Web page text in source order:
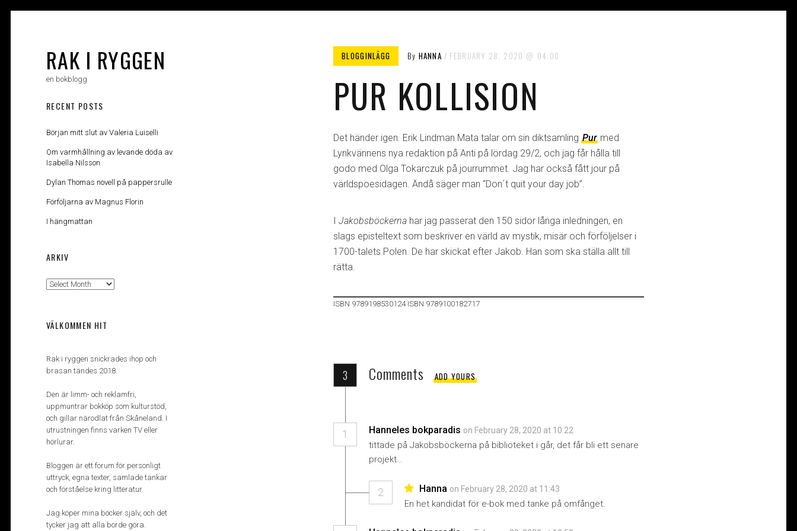
RAK I RYGGEN
en bokblogg
BLOGGINLÄGG By HANNA FEBRUARY 28, 2020 04:00
PUR KOLLISION
Det händer igen. Erik Lindman Mata talar om sin diktsamling Pur med
Lyrikvännens nya redaktion på Anti på lördag 29/2, och jag får hålla till
godo med Olga Tokarczuk på jourrummet. Jag har också fått jour på
världspoesidagen. Ändå säger man “Don´t quit your day job”.
I Jakobsböckerna har jag passerat den 150 sidor långa inledningen, en
slags episteltext som beskriver en värld av mystik, misär och förföljelser i
1700-talets Polen. De har skickat efter Jakob. Han som ska ställa allt till
rätta.
ISBN 9789198530124 ISBN 9789100182717
3 Comments ADD YOURS
1 Hanneles bokparadis on February 28, 2020 at 10:22
tittade på Jakobsböckerna på biblioteket i går, det får bli ett senare
projekt…
2 Hanna on February 28, 2020 at 11:43
En het kandidat för e-bok med tanke på omfånget.
RECENT POSTS
Början mitt slut av Valeria Luiselli
Om varmhållning av levande döda av
Isabella Nilsson
Dylan Thomas novell på pappersrulle
Förföljarna av Magnus Florin
I hängmattan
ARKIV
Arkiv
VÄLKOMMEN HIT
Rak i ryggen snickrades ihop och
brasan tändes 2018.
Den är limm- och reklamfri,
uppmuntrar bokköp som kulturstöd,
och gillar närodlat från Skåneland. I
utrustningen finns varken TV eller
hörlurar.
Bloggen är ett forum för personligt
uttryck, egna texter, samlade tankar
och förståelse kring litteratur.
Jag köper mina böcker själv, och det
tycker jag att alla borde göra.